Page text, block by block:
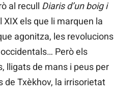
al recull Diaris d’un boig i
els que li marquen la
agonitza, les revolucions
Però els
lligats de mans i peus per
Txèkhov, la irrisorietat